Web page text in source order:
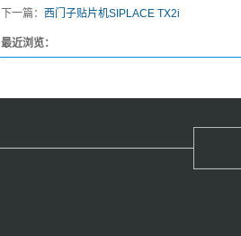
下一篇： 西门子贴片机SIPLACE TX2i
最近浏览：